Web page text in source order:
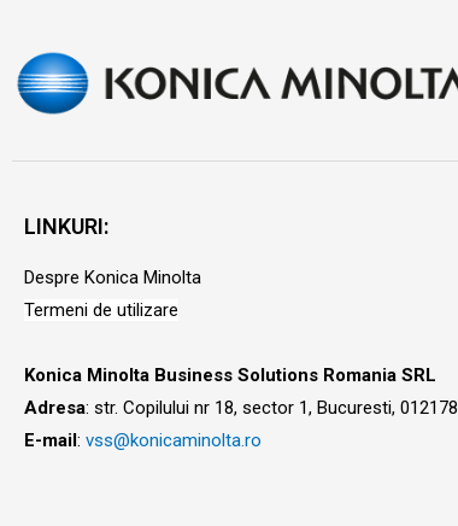
LINKURI:
Despre Konica Minolta
Termeni de utilizare
Konica Minolta Business Solutions Romania SRL
Adresa: str. Copilului nr 18, sector 1, Bucuresti, 012178
E-mail: vss@konicaminolta.ro